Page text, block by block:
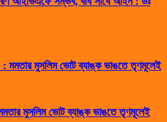
মুসলিম ভোট ব্যাঙ্ক ভাঙতে তৃণমূলেই